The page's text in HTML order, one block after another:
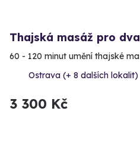
Thajská masáž pro dva
60 - 120 minut umění thajské
Ostrava (+ 8 dalších lokalit)
3 300 Kč